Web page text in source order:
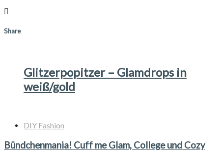
Share
Glitzerpopitzer – Glamdrops in
weiß/gold
DIY Fashion
Bündchenmania! Cuff me Glam, College und Cozy